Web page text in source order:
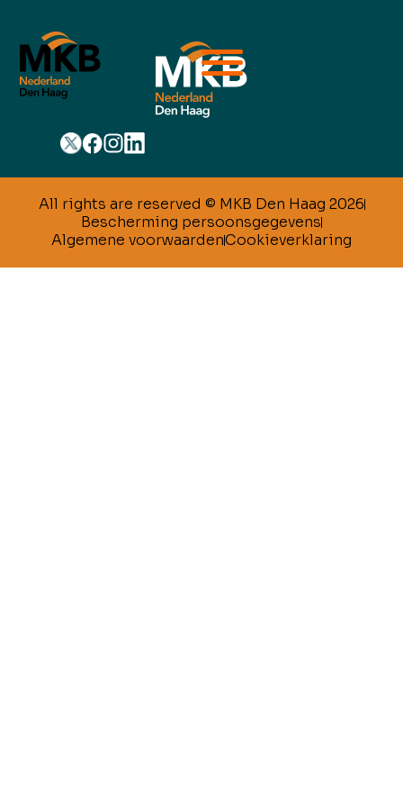
All rights are reserved © MKB Den Haag 2026
Bescherming persoonsgegevens
Algemene voorwaardenCookieverklaring